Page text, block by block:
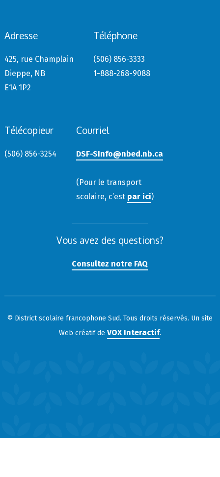
Adresse
425, rue Champlain
Dieppe, NB
E1A 1P2
Téléphone
(506) 856-3333
1-888-268-9088
Télécopieur
(506) 856-3254
Courriel
DSF-SInfo@nbed.nb.ca
(Pour le transport
scolaire, c’est par ici)
Vous avez des questions?
Consultez notre FAQ
© District scolaire francophone Sud. Tous droits réservés. Un site
Web créatif de VOX Interactif.